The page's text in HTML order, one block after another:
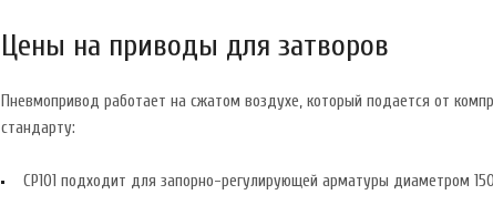
Цены на приводы для затворов
Пневмопривод работает на сжатом воздухе, который подается от
стандарту:
CP101 подходит для запорно-регулирующей арматуры диаметром